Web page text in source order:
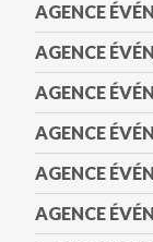
AGENCE
AGENCE
AGENCE
AGENCE
AGENCE
AGENCE